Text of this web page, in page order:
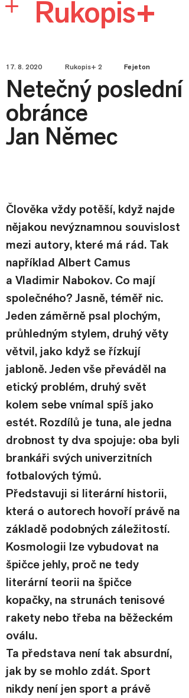
Rukopis+
17. 8. 2020 Rukopis+ 2 Fejeton
Netečný poslední
obránce
Jan Němec
Člověka vždy potěší, když najde
nějakou nevýznamnou souvislost
mezi autory, které má rád. Tak
například Albert Camus
a Vladimir Nabokov. Co mají
společného? Jasně, téměř nic.
Jeden záměrně psal plochým,
průhledným stylem, druhý věty
větvil, jako když se řízkují
jabloně. Jeden vše převáděl na
etický problém, druhý svět
kolem sebe vnímal spíš jako
estét. Rozdílů je tuna, ale jedna
drobnost ty dva spojuje: oba byli
brankáři svých univerzitních
fotbalových týmů.
Představuji si literární historii,
která o autorech hovoří právě na
základě podobných záležitostí.
Kosmologii lze vybudovat na
špičce jehly, proč ne tedy
literární teorii na špičce
kopačky, na strunách tenisové
rakety nebo třeba na běžeckém
oválu.
Ta představa není tak absurdní,
jak by se mohlo zdát. Sport
nikdy není jen sport a právě